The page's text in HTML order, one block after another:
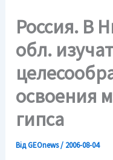
Россия. В
обл.
освоения
гипса
ВідGEOnews/ 2006-08-04